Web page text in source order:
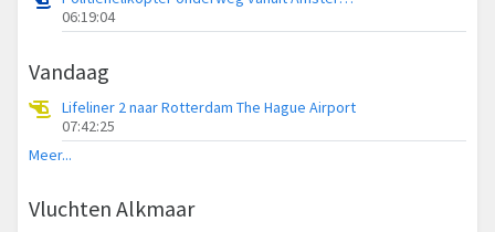
06:19:04
Vandaag
Lifeliner 2 naar Rotterdam The Hague Airport
07:42:25
Meer...
Vluchten Alkmaar